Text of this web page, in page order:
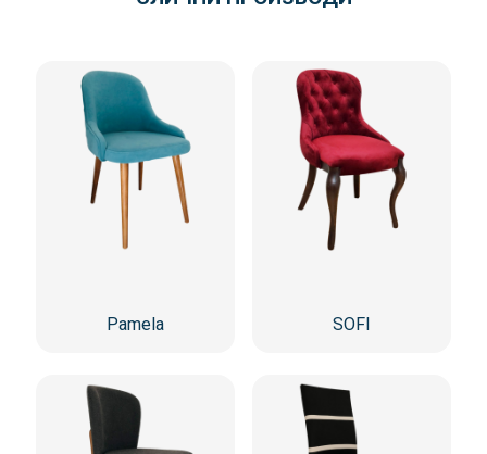
Pamela SOFI